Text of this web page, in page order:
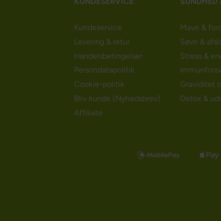
Kundeservice
Levering & retur
Handelsbetingelser
Persondatapolitik
Cookie-politik
Bliv kunde (Nyhedsbrev)
Affiliate
Mave &
Søvn &
Stress &
Graviditet
Detox &